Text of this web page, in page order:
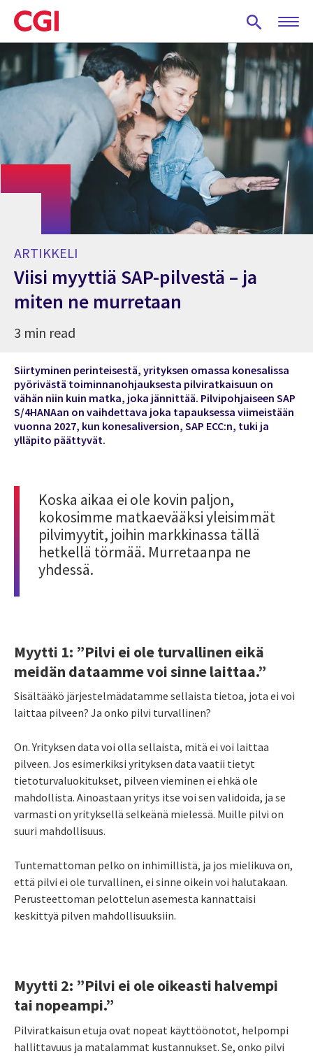
Skip
to
main
content
ARTIKKELI
Viisi myyttiä SAP-pilvestä – ja
miten ne murretaan
3 min read
Siirtyminen perinteisestä, yrityksen omassa konesalissa
pyörivästä toiminnanohjauksesta pilviratkaisuun on
vähän niin kuin matka, joka jännittää. Pilvipohjaiseen SAP
S/4HANAan on vaihdettava joka tapauksessa viimeistään
vuonna 2027, kun konesaliversion, SAP ECC:n, tuki ja
ylläpito päättyvät.
Koska aikaa ei ole kovin paljon,
kokosimme matkaevääksi yleisimmät
pilvimyytit, joihin markkinassa tällä
hetkellä törmää. Murretaanpa ne
yhdessä.
Myytti 1: ”Pilvi ei ole turvallinen eikä
meidän dataamme voi sinne laittaa.”
Sisältääkö järjestelmädatamme sellaista tietoa, jota ei voi
laittaa pilveen? Ja onko pilvi turvallinen?
On. Yrityksen data voi olla sellaista, mitä ei voi laittaa
pilveen. Jos esimerkiksi yrityksen data vaatii tietyt
tietoturvaluokitukset, pilveen vieminen ei ehkä ole
mahdollista. Ainoastaan yritys itse voi sen validoida, ja se
varmasti on yrityksellä selkeänä mielessä. Muille pilvi on
suuri mahdollisuus.
Tuntemattoman pelko on inhimillistä, ja jos mielikuva on,
että pilvi ei ole turvallinen, ei sinne oikein voi halutakaan.
Perusteettoman pelottelun asemesta kannattaisi
keskittyä pilven mahdollisuuksiin.
Myytti 2: ”Pilvi ei ole oikeasti halvempi
tai nopeampi.”
Pilviratkaisun etuja ovat nopeat käyttöönotot, helpompi
hallittavuus ja matalammat kustannukset. Se, onko pilvi